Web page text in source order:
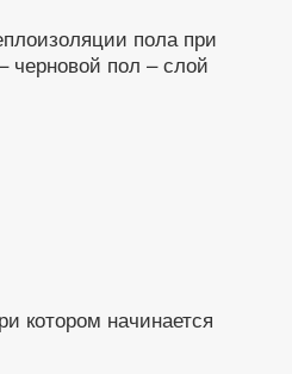
пола при
черновой пол – слой
котором начинается